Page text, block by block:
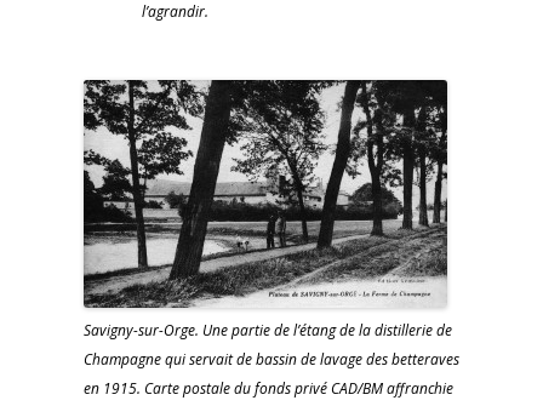
l’agrandir.
Savigny-sur-Orge. Une partie de l’étang de la distillerie de
Champagne qui servait de bassin de lavage des betteraves
en 1915. Carte postale du fonds privé CAD/BM affranchie